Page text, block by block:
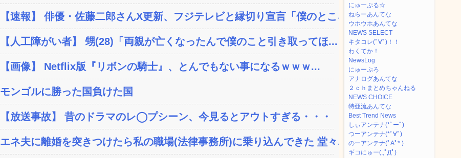
【速報】 俳優・佐藤二郎さんX更新、フジテレビと縁切り宣言「僕のところ...
【人工障がい者】 甥(28)「両親が亡くなったんで僕のこと引き取ってほ...
【画像】 Netflix版『リボンの騎士』、とんでもない事になるｗｗｗ...
モンゴルに勝った国負けた国
【放送事故】 昔のドラマのレ◯プシーン、今見るとアウトすぎる・・・
エネ夫に離婚を突きつけたら私の職場(法律事務所)に乗り込んできた 堂々...
にゅーぷる☆
ねらーあんてな
ウホウホあんてな
NEWS SELECT
キタコレ(ﾟ∀ﾟ)！！
わくてか！
NewsLog
にゅーぷろ
アナログあんてな
２ｃｈまとめちゃんねる
NEWS CHOICE
特亜流あんてな
Best Trend News
しぃアンテナ(*ﾟーﾟ)
つーアンテナ(*ﾟ∀ﾟ)
のーアンテナ(ﾟAﾟ* )
ギコにゅー(,,ﾟДﾟ)